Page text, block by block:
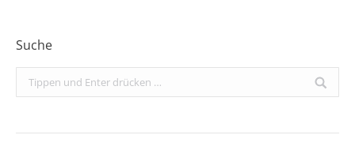
Suche
Search: